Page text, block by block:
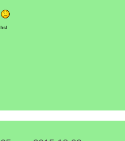
hsl